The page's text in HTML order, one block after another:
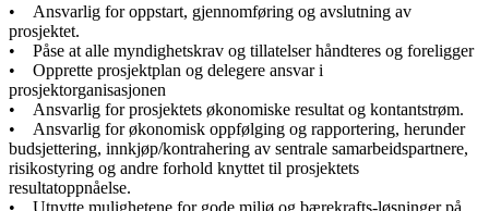
• Ansvarlig for oppstart, gjennomføring og avslutning av
prosjektet.
• Påse at alle myndighetskrav og tillatelser håndteres og foreligger
• Opprette prosjektplan og delegere ansvar i
prosjektorganisasjonen
• Ansvarlig for prosjektets økonomiske resultat og kontantstrøm.
• Ansvarlig for økonomisk oppfølging og rapportering, herunder
budsjettering, innkjøp/kontrahering av sentrale samarbeidspartnere,
risikostyring og andre forhold knyttet til prosjektets
resultatoppnåelse.
• Utnytte mulighetene for gode miljø og bærekrafts-løsninger på